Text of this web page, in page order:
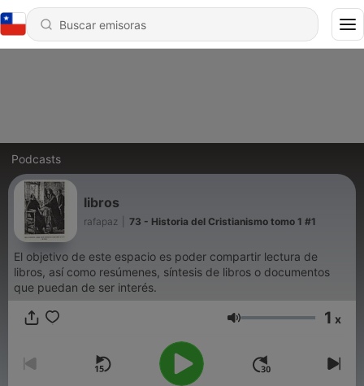
Podcasts
libros
rafapaz 73 - Historia del Cristianismo tomo 1 #1
El objetivo de este espacio es poder compartir lectura de
libros, así como resúmenes, síntesis de libros o documentos
que puedan de ser interés.
Volumen 1 x